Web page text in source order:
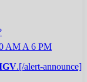
AM A 6 PM
.[/alert-announce]